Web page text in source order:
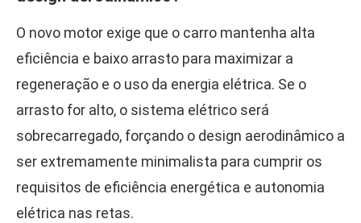
O novo motor exige que o carro mantenha alta
eficiência e baixo arrasto para maximizar a
regeneração e o uso da energia elétrica. Se o
arrasto for alto, o sistema elétrico será
sobrecarregado, forçando o design aerodinâmico a
ser extremamente minimalista para cumprir os
requisitos de eficiência energética e autonomia
elétrica nas retas.